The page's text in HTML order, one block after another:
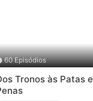
60 Episódios
Tronos às Patas e